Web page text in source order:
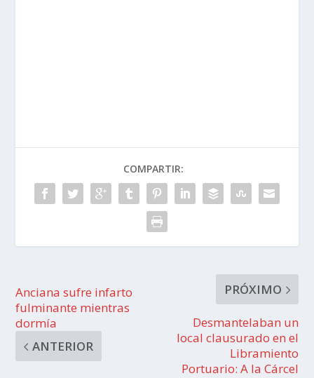
COMPARTIR:
Anciana sufre infarto
fulminante mientras
dormía
ANTERIOR
PRÓXIMO
Desmantelaban un
local clausurado en el
Libramiento
Portuario: A la Cárcel